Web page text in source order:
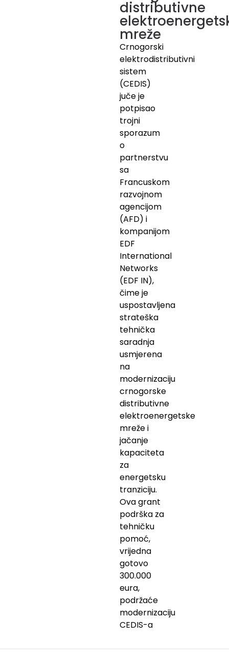
distributivne
mreže
Crnogorski
elektrodistributivni
sistem
(CEDIS)
juče je
potpisao
trojni
sporazum
o
partnerstvu
sa
Francuskom
razvojnom
agencijom
(AFD) i
kompanijom
EDF
International
Networks
(EDF IN),
čime je
uspostavljena
strateška
tehnička
saradnja
usmjerena
na
modernizaciju
crnogorske
distributivne
elektroenergetske
mreže i
jačanje
kapaciteta
za
energetsku
tranziciju.
Ova grant
podrška za
tehničku
pomoć,
vrijedna
gotovo
300.000
eura,
podržaće
modernizaciju
CEDIS-a